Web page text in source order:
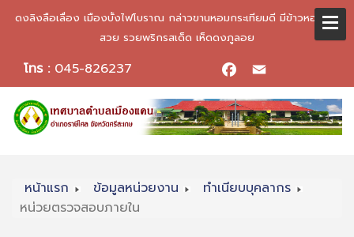
ดงลิงลือเลื่อง เมืองบั้งไฟโบราณ กล่าวขานหอมกระเทียมดี มีข้าวหอมมะลิ
สวย รวยพริกรสเด็ด เห็ดดงภูลอย
โทร : 045-826237
Facebook
Email
หน้าแรก ข้อมูลหน่วยงาน
ทำเนียบบุคลากร
หน่วยตรวจสอบภายใน